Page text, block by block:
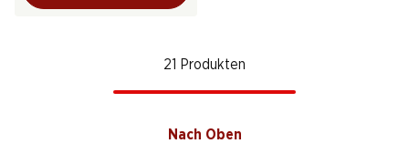
21 Produkten
Nach Oben